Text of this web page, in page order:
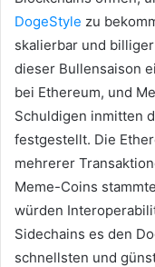
DogeStyle zu
skalierbar und
dieser Bullensaison
bei Ethereum, und
Schuldigen inmitten
festgestellt. Die
mehrerer
Meme-Coins
würden
Sidechains es den
schnellsten und